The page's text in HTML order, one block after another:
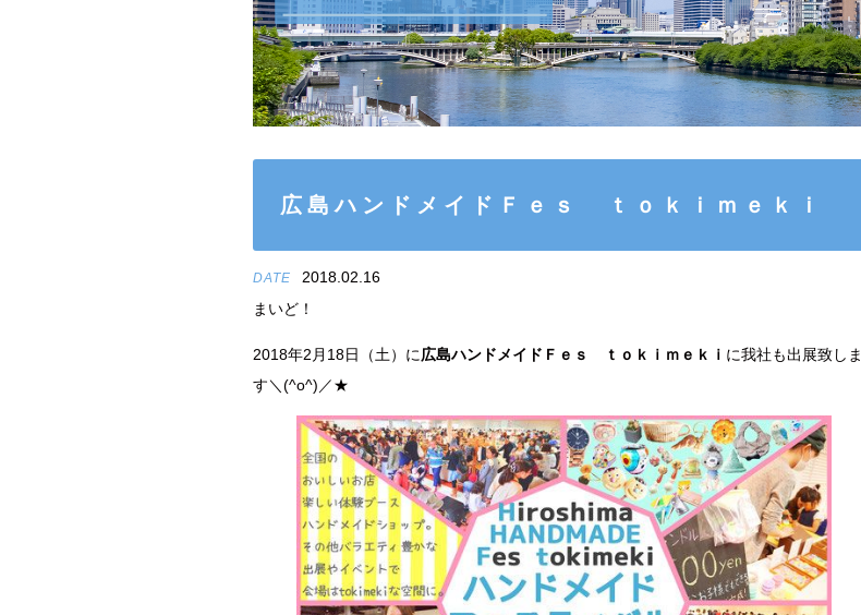
広島ハンドメイドＦｅｓ ｔｏｋｉｍｅｋｉ
DATE
2018.02.16
まいど！
2018年2月18日（土）に広島ハンドメイドＦｅｓ ｔｏｋｉｍｅｋｉ に我社も出展致しま
す＼(^o^)／★